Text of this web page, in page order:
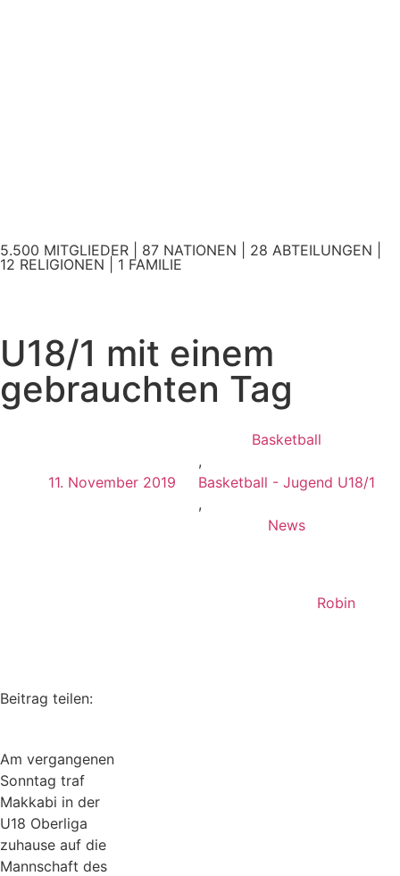
5.500 MITGLIEDER | 87 NATIONEN | 28 ABTEILUNGEN |
12 RELIGIONEN | 1 FAMILIE
U18/1 mit einem
gebrauchten Tag
11. November 2019
Basketball
,
Basketball - Jugend U18/1
,
News
Robin
Beitrag teilen:
Am vergangenen
Sonntag traf
Makkabi in der
U18 Oberliga
zuhause auf die
Mannschaft des